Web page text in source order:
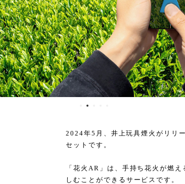
2024年5月、井上玩具煙火がリリ
セットです。
「花火AR」は、手持ち花火が燃
しむことができるサービスです。